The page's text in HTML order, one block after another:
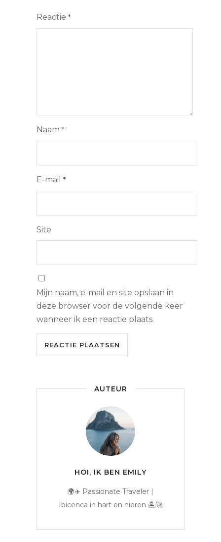
Reactie *
Naam *
E-mail *
Site
Mijn naam, e-mail en site opslaan in
deze browser voor de volgende keer
wanneer ik een reactie plaats.
AUTEUR
HOI, IK BEN EMILY
🌍✈️ Passionate Traveler |
Ibicenca in hart en nieren 🏝️🚀